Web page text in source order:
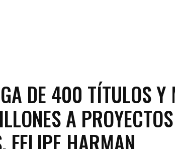
DE 400 TÍTULOS Y
A PROYECTOS
FELIPE HARMAN